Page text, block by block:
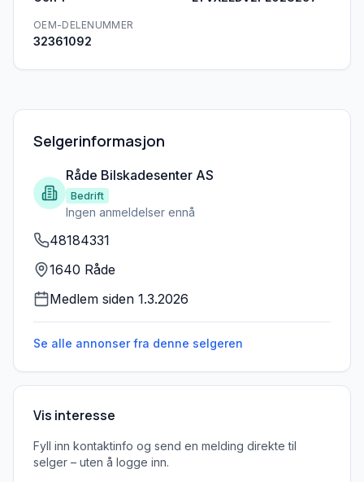
OEM-DELENUMMER
32361092
Selgerinformasjon
Råde Bilskadesenter AS
Bedrift
Ingen anmeldelser ennå
48184331
1640 Råde
Medlem siden 1.3.2026
Se alle annonser fra denne selgeren
Vis interesse
Fyll inn kontaktinfo og send en melding direkte til
selger – uten å logge inn.